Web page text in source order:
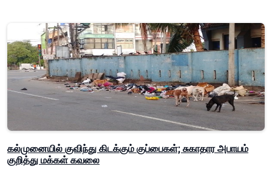
கல்முனையில் குவிந்து கிடக்கும் குப்பைகள்; சுகாதார அபாயம்
குறித்து மக்கள் கவலை